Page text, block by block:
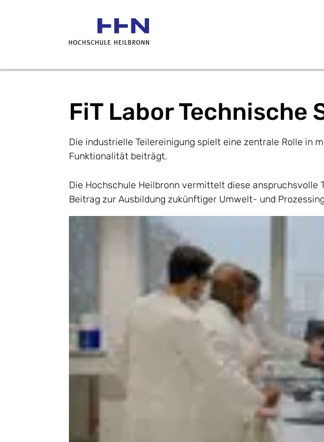
FiT Labor Technische
Die industrielle Teilereinigung spielt eine zentrale Rolle in
Funktionalität beiträgt.
Die Hochschule Heilbronn vermittelt diese
Beitrag zur Ausbildung zukünftiger Umwelt- und